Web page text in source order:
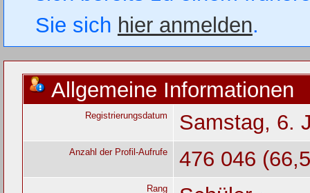
Sie sich hier anmelden.
Allgemeine Informationen
Registrierungsdatum Samstag, 6.
Anzahl der Profil-Aufrufe 476 046
Rang